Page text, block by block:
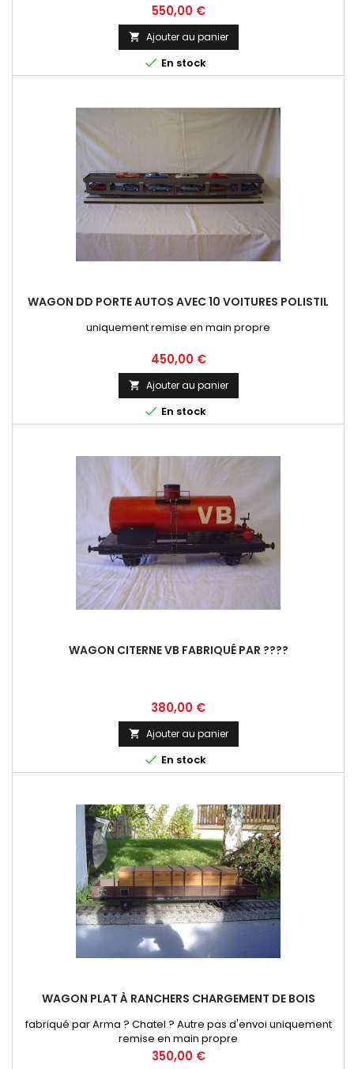
Prix
550,00 €
 Ajouter au panier
 En stock
WAGON DD PORTE AUTOS AVEC 10 VOITURES POLISTIL
uniquement remise en main propre
Prix
450,00 €
 Ajouter au panier
 En stock
WAGON CITERNE VB FABRIQUÉ PAR ????
Prix
380,00 €
 Ajouter au panier
 En stock
WAGON PLAT À RANCHERS CHARGEMENT DE BOIS
fabriqué par Arma ? Chatel ? Autre pas d'envoi uniquement
remise en main propre
Prix
350,00 €